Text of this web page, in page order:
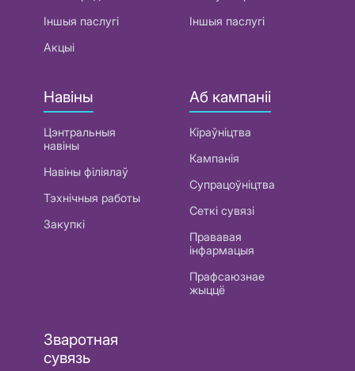
Іншыя паслугі
Акцыі
Іншыя паслугі
Навіны
Цэнтральныя
навіны
Навіны філіялаў
Тэхнічныя работы
Закупкі
Аб кампаніі
Кіраўніцтва
Кампанія
Супрацоўніцтва
Сеткі сувязі
Прававая
інфармацыя
Прафсаюзнае
жыццё
Зваротная
сувязь